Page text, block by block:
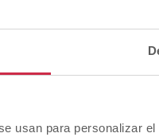
usan para personalizar